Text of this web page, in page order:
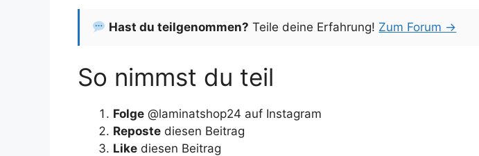
Hast du teilgenommen? Teile deine Erfahrung! Zum Forum →
So nimmst du teil
Folge @laminatshop24 auf Instagram
Reposte diesen Beitrag
Like diesen Beitrag